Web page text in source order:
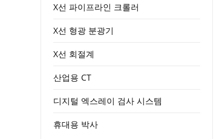
X선 파이프라인 크롤러
X선 형광 분광기
X선 회절계
산업용 CT
디지털 엑스레이 검사 시스템
휴대용 박사